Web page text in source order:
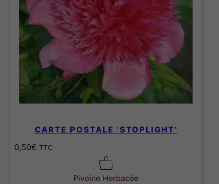
CARTE POSTALE ‘STOPLIGHT’
0,50€ TTC
Pivoine Herbacée